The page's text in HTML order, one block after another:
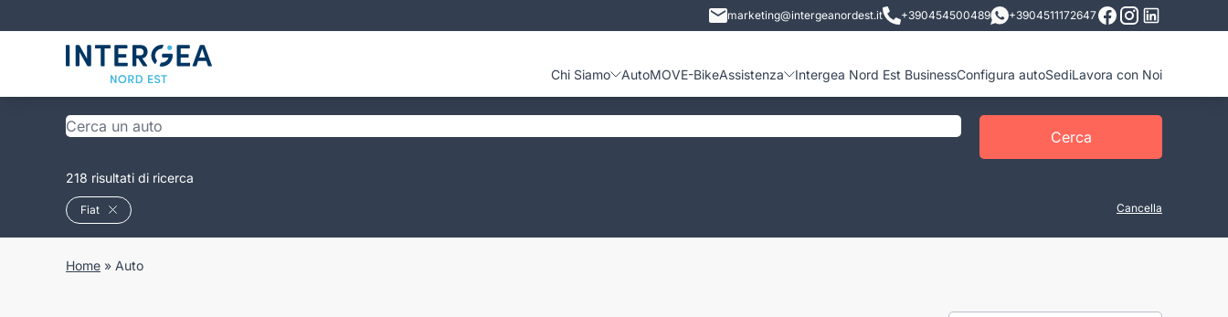
marketing@intergeanordest.it +390454500489 +3904511172647
Chi Siamo AutoMOVE-BikeAssistenza Intergea Nord Est BusinessConfigura autoSediLavora con Noi
Cerca
218 risultati di ricerca
Fiat Cancella
Home » Auto